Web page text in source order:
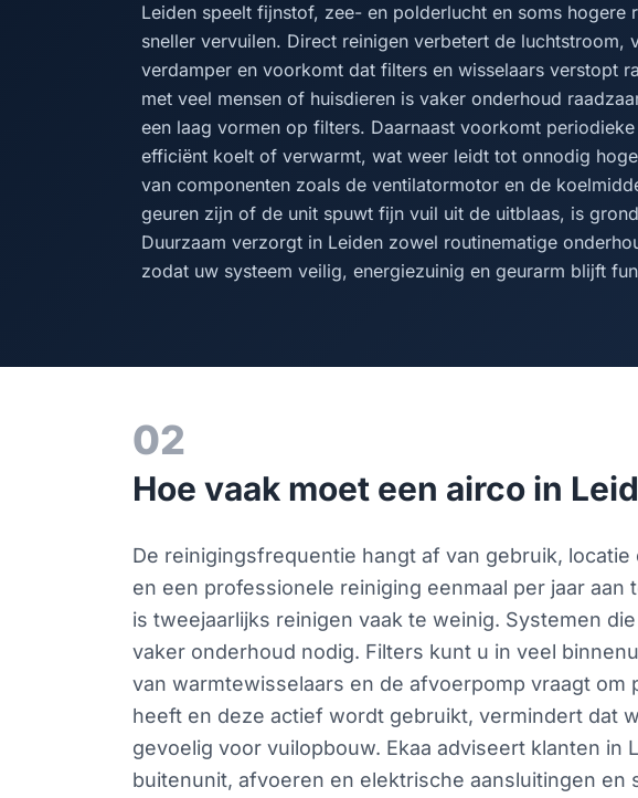
Leiden speelt fijnstof, zee- en polderlucht en soms hogere
sneller vervuilen. Direct reinigen verbetert de luchtstroom,
verdamper en voorkomt dat filters en wisselaars verstopt
met veel mensen of huisdieren is vaker onderhoud
een laag vormen op filters. Daarnaast voorkomt
efficiënt koelt of verwarmt, wat weer leidt tot onnodig
van componenten zoals de ventilatormotor en de
geuren zijn of de unit spuwt fijn vuil uit de uitblaas, is
Duurzaam verzorgt in Leiden zowel routinematige
zodat uw systeem veilig, energiezuinig en geurarm blijft
02
Hoe vaak moet een airco in
De reinigingsfrequentie hangt af van gebruik,
en een professionele reiniging eenmaal per jaar
is tweejaarlijks reinigen vaak te weinig. Systemen
vaker onderhoud nodig. Filters kunt u in veel
van warmtewisselaars en de afvoerpomp vraagt
heeft en deze actief wordt gebruikt, vermindert dat
gevoelig voor vuilopbouw. Ekaa adviseert klanten
buitenunit, afvoeren en elektrische aansluitingen